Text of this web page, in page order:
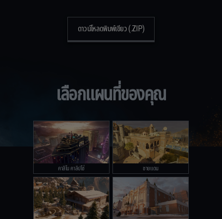
ดาวน์โหลดพิมพ์เขียว (.ZIP)
เลือกแผนที่ของคุณ
คาสิโน คาลิปโซ่ ชายแดน